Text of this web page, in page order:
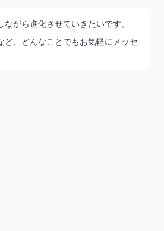
がら進化させていきたいです。
ど、どんなことでもお気軽にメッセ